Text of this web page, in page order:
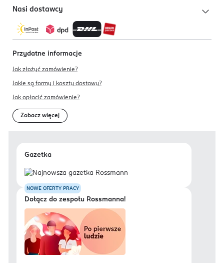
Nasi dostawcy
Przydatne informacje
Jak złożyć zamówienie?
Jakie są formy i koszty dostawy?
Jak opłacić zamówienie?
Zobacz więcej
Gazetka
NOWE OFERTY PRACY
Dołącz do zespołu Rossmanna!